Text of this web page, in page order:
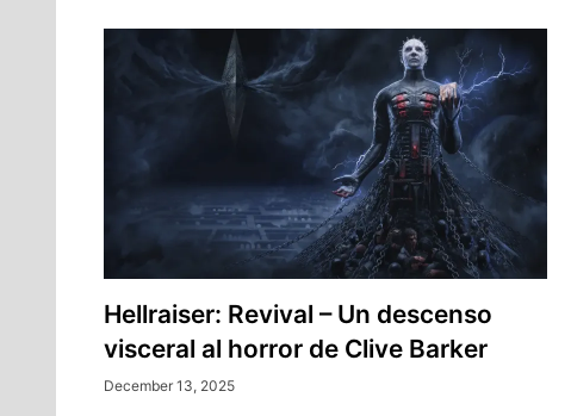
Hellraiser: Revival – Un descenso
visceral al horror de Clive Barker
December 13, 2025